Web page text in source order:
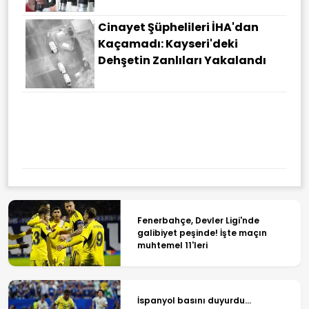
Cinayet Şüphelileri İHA'dan
Kaçamadı: Kayseri'deki
Dehşetin Zanlıları Yakalandı
Fenerbahçe, Devler Ligi'nde
galibiyet peşinde! İşte maçın
muhtemel 11'leri
İspanyol basını duyurdu...